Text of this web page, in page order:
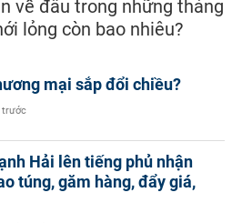
về đâu trong những tháng
lỏng còn bao nhiêu?
mại sắp đổi chiều?
trước
Hải lên tiếng phủ nhận
túng, găm hàng, đẩy giá,